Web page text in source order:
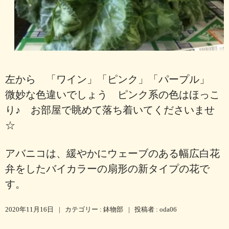
左から 「ワイン」「ピンク」「パープル」
微妙な色違いでしょう ピンク系の色はほっこ
り♪ お部屋で眺めて落ち着いてくださいませ
☆
アバニコは、緩やかにウェーブのある幅広白花
弁をしたバイカラーの扇形の新タイプの花で
す。
2020年11月16日 | カテゴリー : 鉢物部 | 投稿者 : oda06